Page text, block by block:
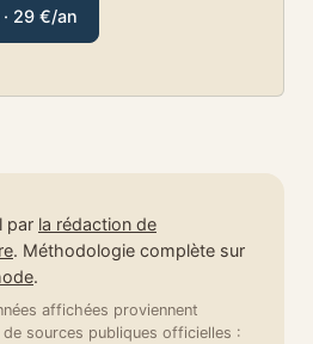
29 €/an
par la rédaction de
. Méthodologie complète sur
.
affichées proviennent
de sources publiques officielles :